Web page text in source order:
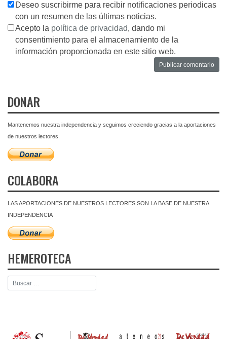
Deseo suscribirme para recibir notificaciones periodicas
con un resumen de las últimas noticias.
Acepto la política de privacidad, dando mi
consentimiento para el almacenamiento de la
información proporcionada en este sitio web.
DONAR
Mantenemos nuestra independencia y seguimos creciendo gracias a la aportaciones
de nuestros lectores.
COLABORA
LAS APORTACIONES DE NUESTROS LECTORES SON LA BASE DE NUESTRA
INDEPENDENCIA
HEMEROTECA